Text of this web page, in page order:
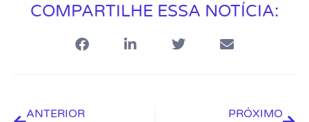
COMPARTILHE ESSA NOTÍCIA:
ANTERIOR PRÓXIMO